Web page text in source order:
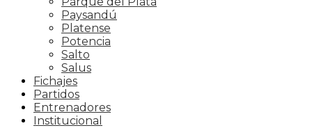
Paysandú
Platense
Potencia
Salto
Salus
Fichajes
Partidos
Entrenadores
Institucional